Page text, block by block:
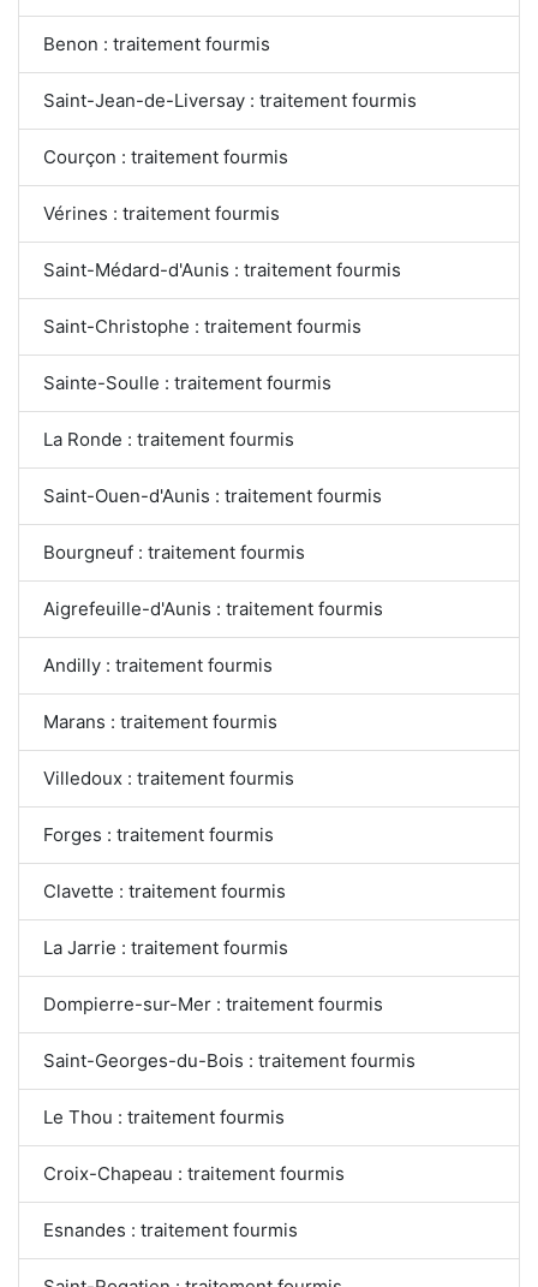
Benon : traitement fourmis
Saint-Jean-de-Liversay : traitement fourmis
Courçon : traitement fourmis
Vérines : traitement fourmis
Saint-Médard-d'Aunis : traitement fourmis
Saint-Christophe : traitement fourmis
Sainte-Soulle : traitement fourmis
La Ronde : traitement fourmis
Saint-Ouen-d'Aunis : traitement fourmis
Bourgneuf : traitement fourmis
Aigrefeuille-d'Aunis : traitement fourmis
Andilly : traitement fourmis
Marans : traitement fourmis
Villedoux : traitement fourmis
Forges : traitement fourmis
Clavette : traitement fourmis
La Jarrie : traitement fourmis
Dompierre-sur-Mer : traitement fourmis
Saint-Georges-du-Bois : traitement fourmis
Le Thou : traitement fourmis
Croix-Chapeau : traitement fourmis
Esnandes : traitement fourmis